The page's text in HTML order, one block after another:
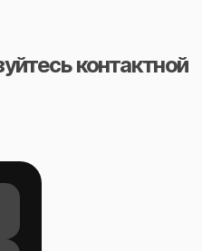
контактной